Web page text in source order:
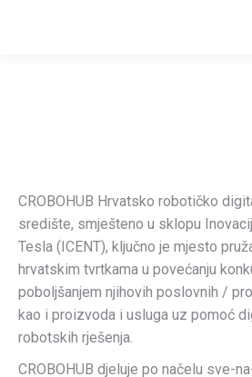
CROBOHUB Hrvatsko robotičko
središte, smješteno u sklopu
Tesla (ICENT), ključno je mjesto
hrvatskim tvrtkama u povećanju
poboljšanjem njihovih poslovnih /
kao i proizvoda i usluga uz pomoć
robotskih rješenja.
CROBOHUB djeluje po načelu sve-